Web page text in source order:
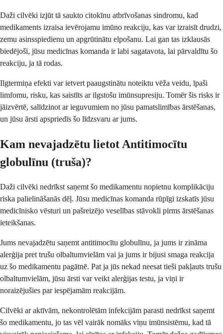
Daži cilvēki izjūt tā saukto citokīnu atbrīvošanas sindromu, kad
medikaments izraisa ievērojamu imūno reakciju, kas var izraisīt drudzi,
zemu asinsspiedienu un apgrūtinātu elpošanu. Lai gan tas izklausās
biedējoši, jūsu medicīnas komanda ir labi sagatavota, lai pārvaldītu šo
reakciju, ja tā rodas.
Ilgtermiņa efekti var ietvert paaugstinātu noteiktu vēža veidu, īpaši
limfomu, risku, kas saistīts ar ilgstošu imūnsupresiju. Tomēr šis risks ir
jāizvērtē, salīdzinot ar ieguvumiem no jūsu pamatslimības ārstēšanas,
un jūsu ārsti apspriedīs šo līdzsvaru ar jums.
Kam nevajadzētu lietot Antitimocītu
globulīnu (truša)?
Daži cilvēki nedrīkst saņemt šo medikamentu nopietnu komplikāciju
riska palielināšanās dēļ. Jūsu medicīnas komanda rūpīgi izskatīs jūsu
medicīnisko vēsturi un pašreizējo veselības stāvokli pirms ārstēšanas
ieteikšanas.
Jums nevajadzētu saņemt antitimocītu globulīnu, ja jums ir zināma
alerģija pret trušu olbaltumvielām vai ja jums ir bijusi smaga reakcija
uz šo medikamentu pagātnē. Pat ja jūs nekad neesat tieši pakļauts trušu
olbaltumvielām, jūsu ārsti var veikt alerģijas testu, ja viņi ir
noraizējušies par iespējamām reakcijām.
Cilvēki ar aktīvām, nekontrolētām infekcijām parasti nedrīkst saņemt
šo medikamentu, jo tas vēl vairāk nomāks viņu imūnsistēmu, kad tā